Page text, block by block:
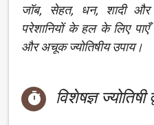
जॉब, सेहत, धन, शादी और
परेशानियों के हल के लिए पाएँ
और अचूक ज्योतिषीय उपाय।
 विशेषज्ञ ज्योतिषी